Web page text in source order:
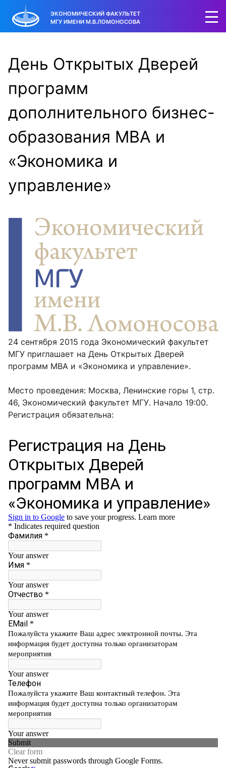
ЭКОНОМИЧЕСКИЙ ФАКУЛЬТЕТ
МГУ ИМЕНИ М.В.ЛОМОНОСОВА
День Открытых Дверей
программ
дополнительного бизнес-
образования MBA и
«Экономика и
управление»
24 сентября 2015 года Экономический факультет
МГУ приглашает на День Открытых Дверей
программ МВА и «Экономика и управление».
Место проведения: Москва, Ленинские горы 1, стр.
46, Экономический факультет МГУ. Начало 19:00.
Регистрация обязательна: